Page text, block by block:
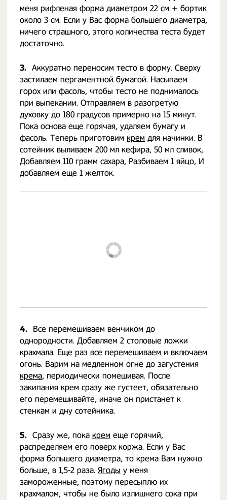
меня рифленая форма диаметром 22 см + бортик
около 3 см. Если у Вас форма большего диаметра,
ничего страшного, этого количества теста будет
достаточно.
3. Аккуратно переносим тесто в форму. Сверху
застилаем пергаментной бумагой. Насыпаем
горох или фасоль, чтобы тесто не поднималось
при выпекании. Отправляем в разогретую
духовку до 180 градусов примерно на 15 минут.
Пока основа еще горячая, удаляем бумагу и
фасоль. Теперь приготовим крем для начинки. В
сотейник выливаем 200 мл кефира, 50 мл сливок,
Добавляем 110 грамм сахара, Разбиваем 1 яйцо, И
добавляем еще 1 желток.
4.
Все перемешиваем венчиком до
однородности. Добавляем 2 столовые ложки
крахмала. Еще раз все перемешиваем и включаем
огонь. Варим на медленном огне до загустения
крема, периодически помешивая. После
закипания крем сразу же густеет, обязательно
его перемешивайте, иначе он пристанет к
стенкам и дну сотейника.
5. Сразу же, пока крем еще горячий,
распределяем его поверх коржа. Если у Вас
форма большего диаметра, то крема Вам нужно
больше, в 1,5-2 раза. Ягоды у меня
замороженные, поэтому пересыплю их
крахмалом, чтобы не было излишнего сока при